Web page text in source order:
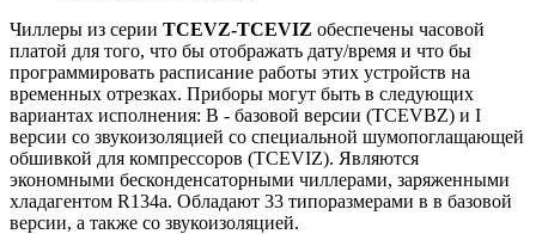
Чиллеры из серии TCEVZ-TCEVIZ обеспечены часовой
платой для того, что бы отображать дату/время и что бы
программировать расписание работы этих устройств на
временных отрезках. Приборы могут быть в следующих
вариантах исполнения: B - базовой версии (TCEVBZ) и I
версии со звукоизоляцией со специальной шумопоглащающей
обшивкой для компрессоров (TCEVIZ). Являются
экономными бесконденсаторными чиллерами, заряженными
хладагентом R134a. Обладают 33 типоразмерами в в базовой
версии, а также со звукоизоляцией.